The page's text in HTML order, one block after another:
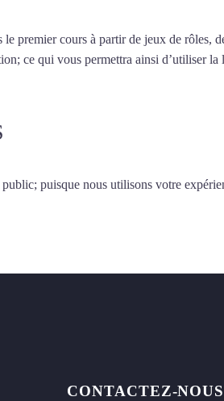
premier cours à partir de jeux de rôles,
ce qui vous permettra ainsi d’utiliser la
puisque nous utilisons votre
CONTACTEZ-NOUS